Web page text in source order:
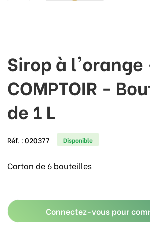
Sirop à l'orange
COMPTOIR -
de 1 L
Réf. :020377 Disponible
Carton de 6 bouteilles
Connectez-vous pour